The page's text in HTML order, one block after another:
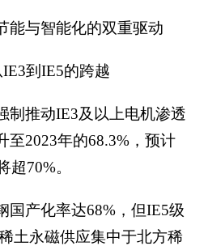
能与智能化的双重驱动
到IE5的跨越
制推动IE3及以上电机渗透
至2023年的68.3%，预计
超70%。
国产化率达68%，但IE5级
土永磁供应集中于北方稀